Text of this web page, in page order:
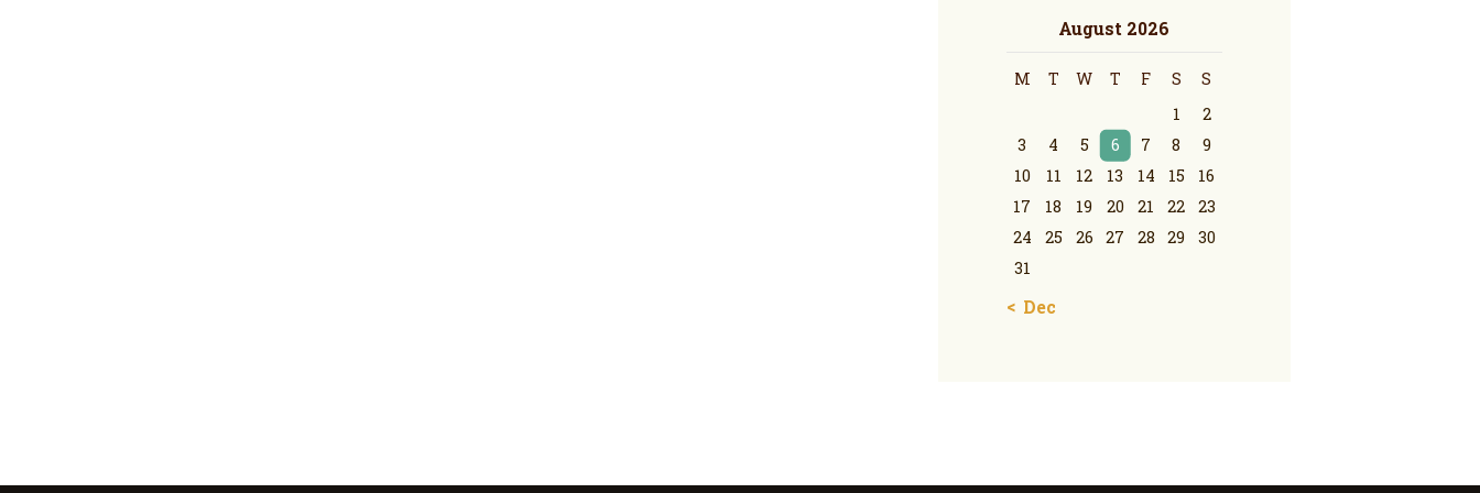
August 2026
M T W T F S
S
1
2
3
4 5 6 7 8
9
10
11 12 13 14 15
16
17
18 19 20 21 22
23
24
25 26 27 28 29
30
31
« Dec